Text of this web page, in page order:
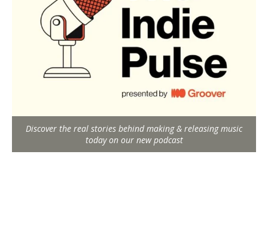
Discover the real stories behind making & releasing music
today on our new podcast